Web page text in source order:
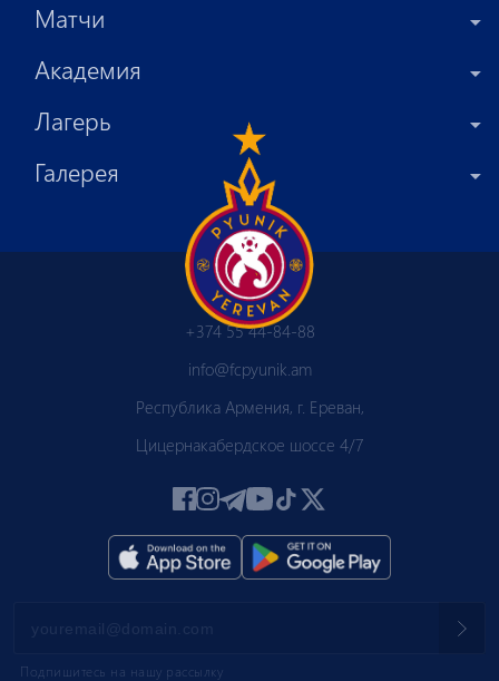
Матчи
Академия
Лагерь
Галерея
+374 55 44-84-88
info@fcpyunik.am
Республика Армения, г. Ереван,
Цицернакабердское шоссе 4/7
Подпишитесь на нашу рассылку